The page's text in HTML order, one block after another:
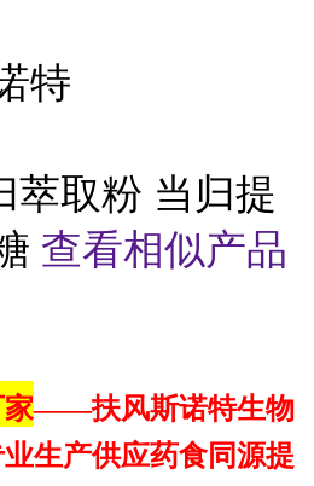
特
萃取粉 当归提
查看相似产品
——扶风斯诺特生物
生产供应药食同源提